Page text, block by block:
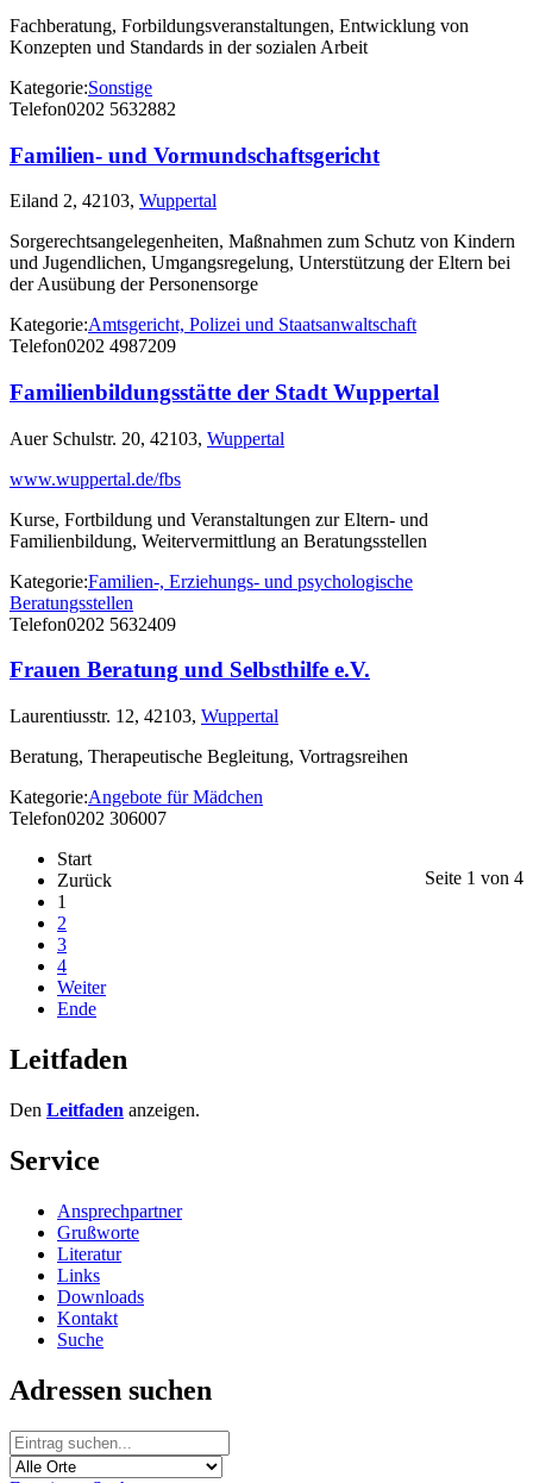
Fachberatung, Forbildungsveranstaltungen, Entwicklung von
Konzepten und Standards in der sozialen Arbeit
Kategorie:Sonstige
Telefon0202 5632882
Familien- und Vormundschaftsgericht
Eiland 2, 42103, Wuppertal
Sorgerechtsangelegenheiten, Maßnahmen zum Schutz von Kindern
und Jugendlichen, Umgangsregelung, Unterstützung der Eltern bei
der Ausübung der Personensorge
Kategorie:Amtsgericht, Polizei und Staatsanwaltschaft
Telefon0202 4987209
Familienbildungsstätte der Stadt Wuppertal
Auer Schulstr. 20, 42103, Wuppertal
www.wuppertal.de/fbs
Kurse, Fortbildung und Veranstaltungen zur Eltern- und
Familienbildung, Weitervermittlung an Beratungsstellen
Kategorie:Familien-, Erziehungs- und psychologische
Beratungsstellen
Telefon0202 5632409
Frauen Beratung und Selbsthilfe e.V.
Laurentiusstr. 12, 42103, Wuppertal
Beratung, Therapeutische Begleitung, Vortragsreihen
Kategorie:Angebote für Mädchen
Telefon0202 306007
Seite 1 von 4
Start
Zurück
1
2
3
4
Weiter
Ende
Leitfaden
Den Leitfaden anzeigen.
Service
Ansprechpartner
Grußworte
Literatur
Links
Downloads
Kontakt
Suche
Adressen suchen